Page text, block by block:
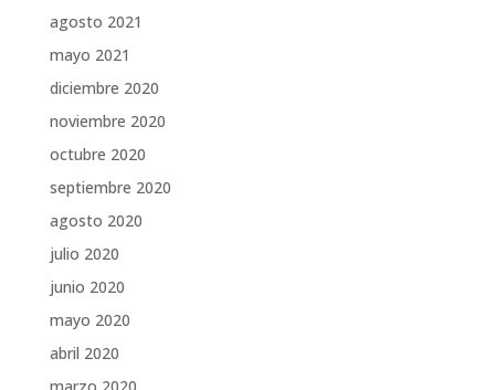
agosto 2021
mayo 2021
diciembre 2020
noviembre 2020
octubre 2020
septiembre 2020
agosto 2020
julio 2020
junio 2020
mayo 2020
abril 2020